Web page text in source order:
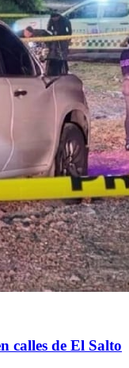
calles de El Salto